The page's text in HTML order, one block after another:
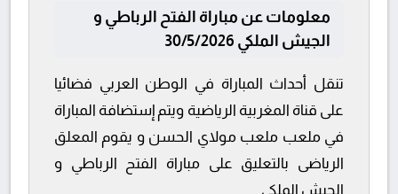
معلومات عن مباراة الفتح الرباطي و
الجيش الملكي 30/5/2026
تنقل أحداث المباراة في الوطن العربي فضائيا
على قناة المغربية الرياضية ويتم إستضافة المباراة
في ملعب ملعب مولاي الحسن و يقوم المعلق
الرياضى بالتعليق على مباراة الفتح الرباطي و
الجيش الملكي